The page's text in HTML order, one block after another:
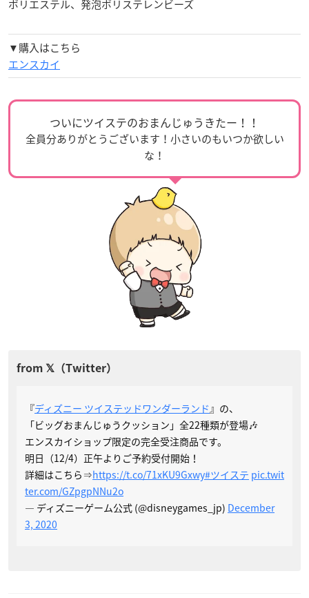
ポリエステル、発泡ポリステレンビーズ
▼購入はこちら
エンスカイ
ついにツイステのおまんじゅうきたー！！
全員分ありがとうございます！小さいのもいつか欲しい
な！
『ディズニー ツイステッドワンダーランド』の、
「ビッグおまんじゅうクッション」全22種類が登場🎶
エンスカイショップ限定の完全受注商品です。
明日（12/4）正午よりご予約受付開始！
詳細はこちら⇒https://t.co/71xKU9Gxwy#ツイステ pic.twit
ter.com/GZpgpNNu2o
— ディズニーゲーム公式 (@disneygames_jp) December
3, 2020